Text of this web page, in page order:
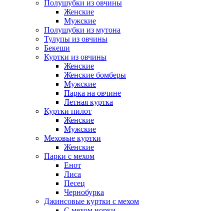
Полушубки из овчины
Женские
Мужские
Полушубки из мутона
Тулупы из овчины
Бекеши
Куртки из овчины
Женские
Женские бомберы
Мужские
Парка на овчине
Летная куртка
Куртки пилот
Женские
Мужские
Меховые куртки
Женские
Парки с мехом
Енот
Лиса
Песец
Чернобурка
Джинсовые куртки с мехом